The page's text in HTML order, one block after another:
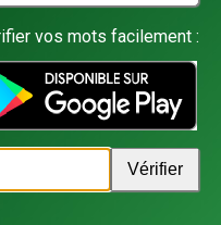
vos mots facilement :